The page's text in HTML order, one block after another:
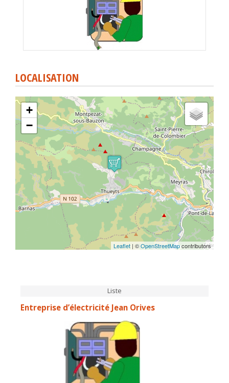
LOCALISATION
+
−
Leaflet | ©OpenStreetMapcontributors
Liste
Entreprise d’électricité Jean Orives